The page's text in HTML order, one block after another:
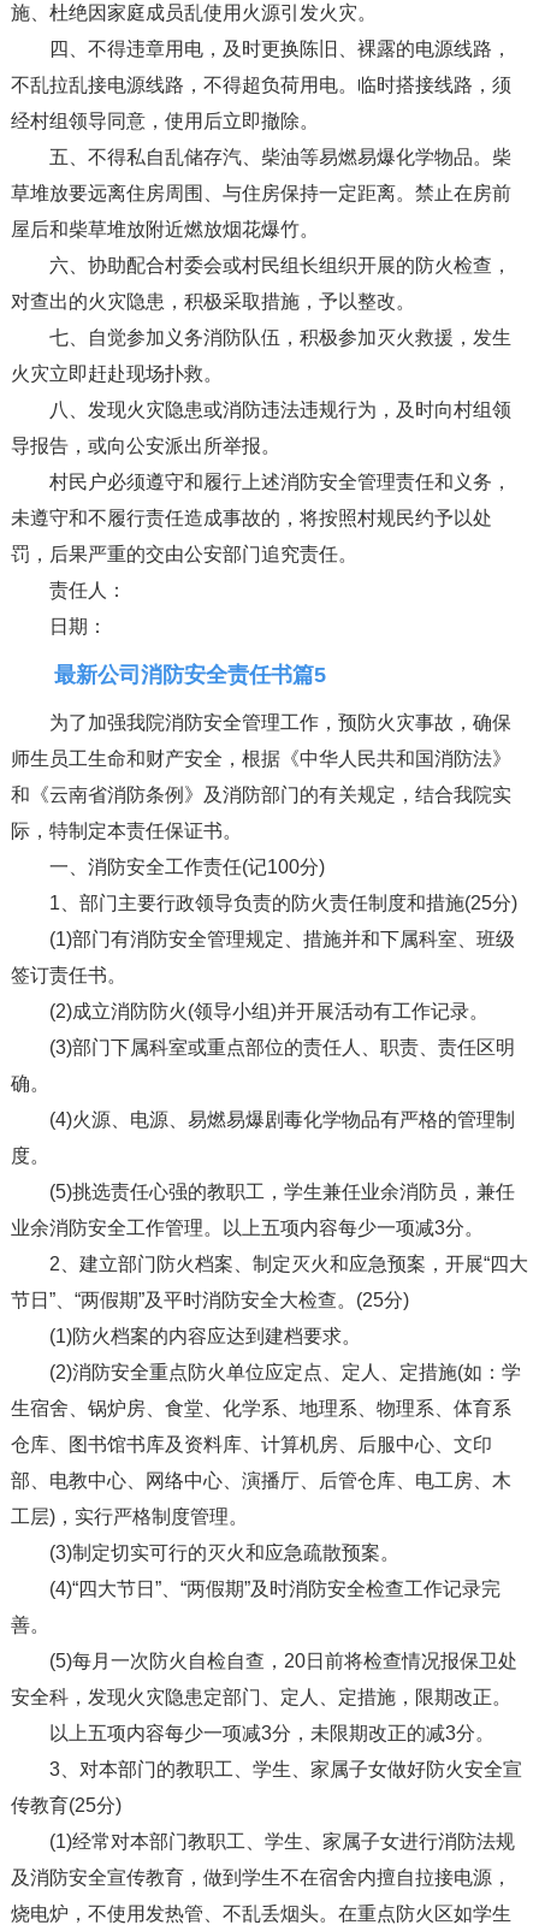
施、杜绝因家庭成员乱使用火源引发火灾。
四、不得违章用电，及时更换陈旧、裸露的电源线路，
不乱拉乱接电源线路，不得超负荷用电。临时搭接线路，须
经村组领导同意，使用后立即撤除。
五、不得私自乱储存汽、柴油等易燃易爆化学物品。柴
草堆放要远离住房周围、与住房保持一定距离。禁止在房前
屋后和柴草堆放附近燃放烟花爆竹。
六、协助配合村委会或村民组长组织开展的防火检查，
对查出的火灾隐患，积极采取措施，予以整改。
七、自觉参加义务消防队伍，积极参加灭火救援，发生
火灾立即赶赴现场扑救。
八、发现火灾隐患或消防违法违规行为，及时向村组领
导报告，或向公安派出所举报。
村民户必须遵守和履行上述消防安全管理责任和义务，
未遵守和不履行责任造成事故的，将按照村规民约予以处
罚，后果严重的交由公安部门追究责任。
责任人：
日期：
最新公司消防安全责任书篇5
为了加强我院消防安全管理工作，预防火灾事故，确保
师生员工生命和财产安全，根据《中华人民共和国消防法》
和《云南省消防条例》及消防部门的有关规定，结合我院实
际，特制定本责任保证书。
一、消防安全工作责任(记100分)
1、部门主要行政领导负责的防火责任制度和措施(25分)
(1)部门有消防安全管理规定、措施并和下属科室、班级
签订责任书。
(2)成立消防防火(领导小组)并开展活动有工作记录。
(3)部门下属科室或重点部位的责任人、职责、责任区明
确。
(4)火源、电源、易燃易爆剧毒化学物品有严格的管理制
度。
(5)挑选责任心强的教职工，学生兼任业余消防员，兼任
业余消防安全工作管理。以上五项内容每少一项减3分。
2、建立部门防火档案、制定灭火和应急预案，开展“四大
节日”、“两假期”及平时消防安全大检查。(25分)
(1)防火档案的内容应达到建档要求。
(2)消防安全重点防火单位应定点、定人、定措施(如：学
生宿舍、锅炉房、食堂、化学系、地理系、物理系、体育系
仓库、图书馆书库及资料库、计算机房、后服中心、文印
部、电教中心、网络中心、演播厅、后管仓库、电工房、木
工层)，实行严格制度管理。
(3)制定切实可行的灭火和应急疏散预案。
(4)“四大节日”、“两假期”及时消防安全检查工作记录完
善。
(5)每月一次防火自检自查，20日前将检查情况报保卫处
安全科，发现火灾隐患定部门、定人、定措施，限期改正。
以上五项内容每少一项减3分，未限期改正的减3分。
3、对本部门的教职工、学生、家属子女做好防火安全宣
传教育(25分)
(1)经常对本部门教职工、学生、家属子女进行消防法规
及消防安全宣传教育，做到学生不在宿舍内擅自拉接电源，
烧电炉，不使用发热管、不乱丢烟头。在重点防火区如学生